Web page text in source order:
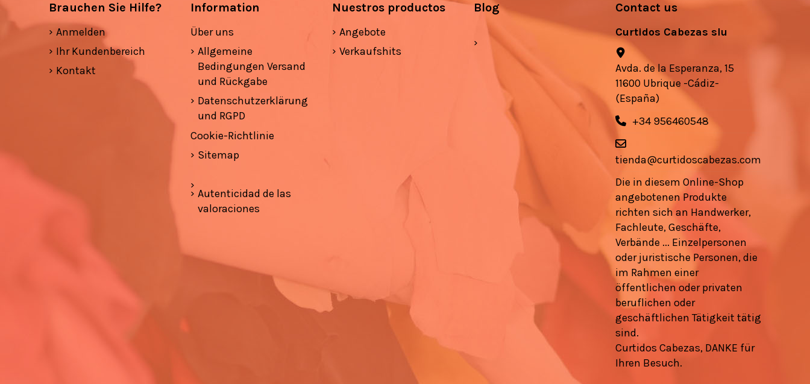
Brauchen Sie Hilfe?
Anmelden
Ihr Kundenbereich
Kontakt
Information
Über uns
Allgemeine
Bedingungen Versand
und Rückgabe
Datenschutzerklärung
und RGPD
Cookie-Richtlinie
Sitemap
Autenticidad de las
valoraciones
Nuestros productos
Angebote
Verkaufshits
Blog Contact us
Curtidos Cabezas slu
Avda. de la Esperanza, 15
11600 Ubrique -Cádiz-
(España)
+34 956460548
tienda@curtidoscabezas.com
Die in diesem Online-Shop
angebotenen Produkte
richten sich an Handwerker,
Fachleute, Geschäfte,
Verbände ... Einzelpersonen
oder juristische Personen, die
im Rahmen einer
öffentlichen oder privaten
beruflichen oder
geschäftlichen Tätigkeit tätig
sind.
Curtidos Cabezas, DANKE für
Ihren Besuch.